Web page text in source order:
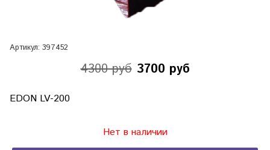
Артикул: 397452
4300 руб 3700 руб
EDON LV-200
Нет в наличии